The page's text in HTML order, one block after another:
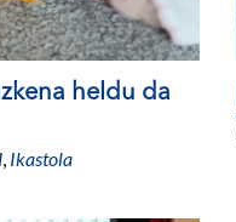
heldu da
, Ikastola